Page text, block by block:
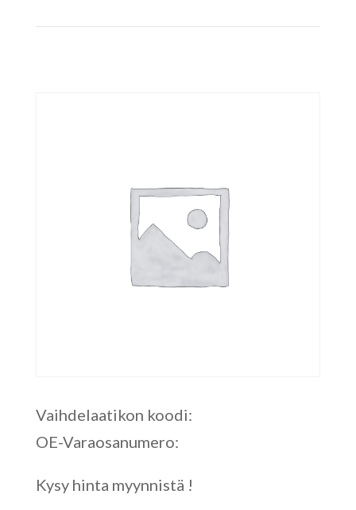
Vaihdelaatikon koodi:
OE-Varaosanumero:
Kysy hinta myynnistä !